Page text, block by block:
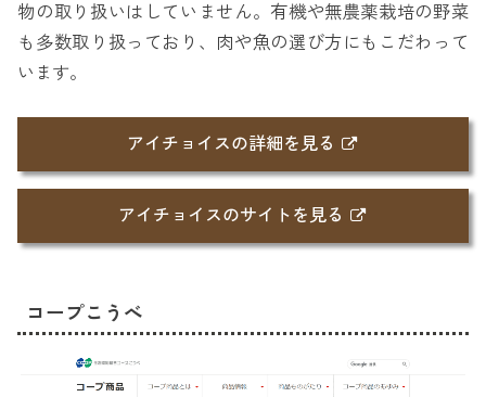
物の取り扱いはしていません。有機や無農薬栽培の野菜
も多数取り扱っており、肉や魚の選び方にもこだわって
います。
アイチョイスの詳細を見る
アイチョイスのサイトを見る
コープこうべ